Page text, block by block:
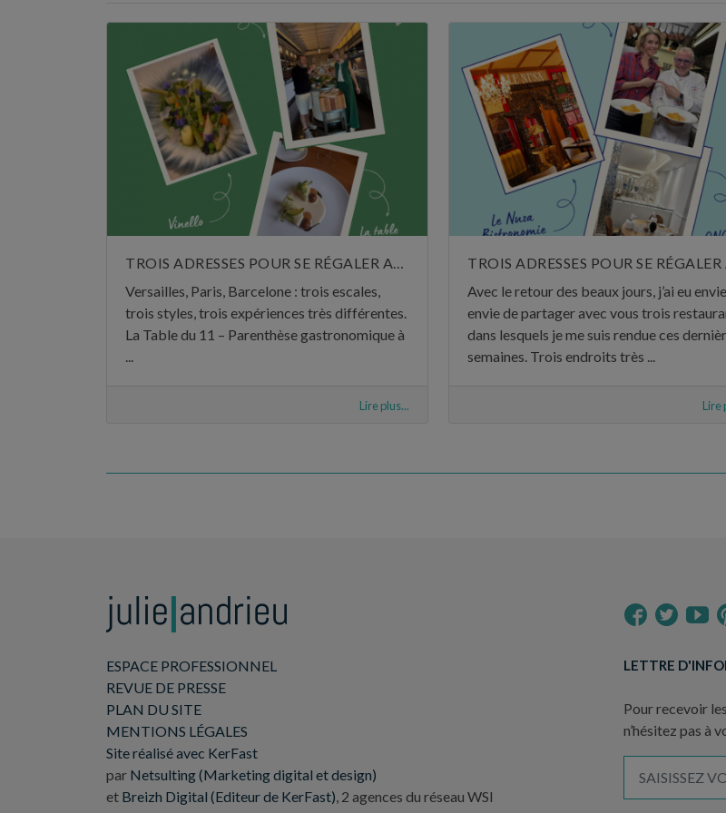
Versailles, Paris, Barcelone : trois escales,
trois styles, trois expériences très différentes.
La Table du 11 – Parenthèse gastronomique à
Lire plus...
Avec le retour des beaux jours, j’ai eu
envie de partager avec vous trois
dans lesquels je me suis rendue ces
semaines. Trois endroits très ...
Lire
ESPACE PROFESSIONNEL
REVUE DE PRESSE
PLAN DU SITE
MENTIONS LÉGALES
Site réalisé avec KerFast
par Netsulting (Marketing digital et design)
et Breizh Digital (Editeur de KerFast), 2 agences du réseau WSI
LETTRE
Pour recevoir
n’hésitez pas à